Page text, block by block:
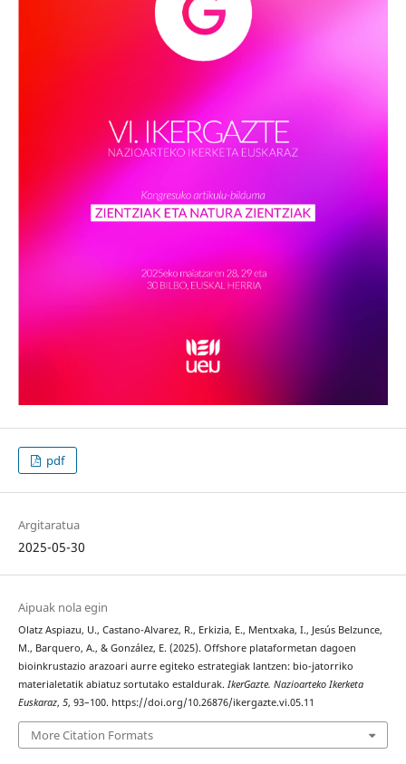
pdf
Argitaratua
2025-05-30
Aipuak nola egin
Olatz Aspiazu, U., Castano-Alvarez, R., Erkizia, E., Mentxaka, I., Jesús Belzunce,
M., Barquero, A., & González, E. (2025). Offshore plataformetan dagoen
bioinkrustazio arazoari aurre egiteko estrategiak lantzen: bio-jatorriko
materialetatik abiatuz sortutako estaldurak. IkerGazte. Nazioarteko Ikerketa
Euskaraz, 5, 93–100. https://doi.org/10.26876/ikergazte.vi.05.11
More Citation Formats